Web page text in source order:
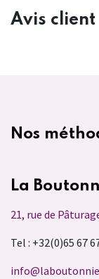
Avis client
Nos
La
21, rue de
Tel : +32(0)65 67